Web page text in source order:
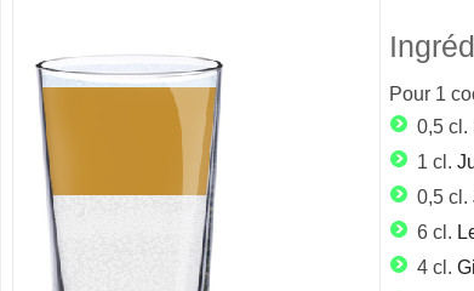
Pour 1
0,5 cl.
1 cl.
0,5 cl.
6 cl.
4 cl.